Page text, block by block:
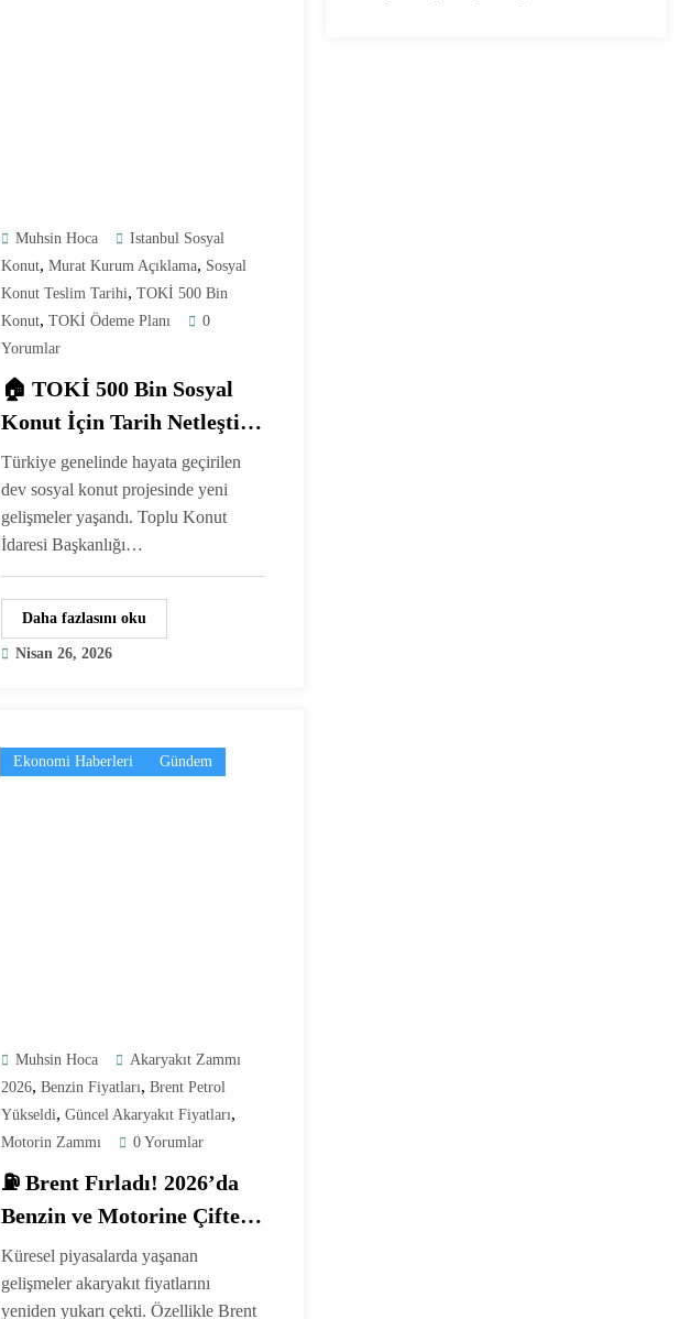
Muhsin Hoca
Istanbul Sosyal
Konut, Murat Kurum Açıklama, Sosyal
Konut Teslim Tarihi, TOKİ 500 Bin
Konut, TOKİ Ödeme Planı
0
Yorumlar
🏠 TOKİ 500 Bin Sosyal
Konut İçin Tarih Netleşti!
2028’e Kadar Teslim
Edilecek
Türkiye genelinde hayata geçirilen
dev sosyal konut projesinde yeni
gelişmeler yaşandı. Toplu Konut
İdaresi Başkanlığı…
Daha fazlasını oku
Nisan 26, 2026
Ekonomi Haberleri Gündem
Muhsin Hoca
Akaryakıt Zammı
2026, Benzin Fiyatları, Brent Petrol
Yükseldi, Güncel Akaryakıt Fiyatları,
Motorin Zammı 0 Yorumlar
⛽ Brent Fırladı! 2026’da
Benzin ve Motorine Çifte
Zam Geliyor
Küresel piyasalarda yaşanan
gelişmeler akaryakıt fiyatlarını
yeniden yukarı çekti. Özellikle Brent